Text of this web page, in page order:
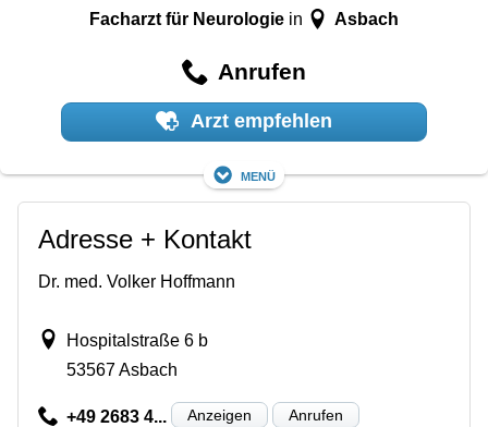
Facharzt für Neurologiein Asbach
Anrufen
Arzt empfehlen
Menü
Adresse + Kontakt
Dr. med. Volker Hoffmann
Hospitalstraße 6 b
53567 Asbach
+49 2683 4... Anzeigen Anrufen